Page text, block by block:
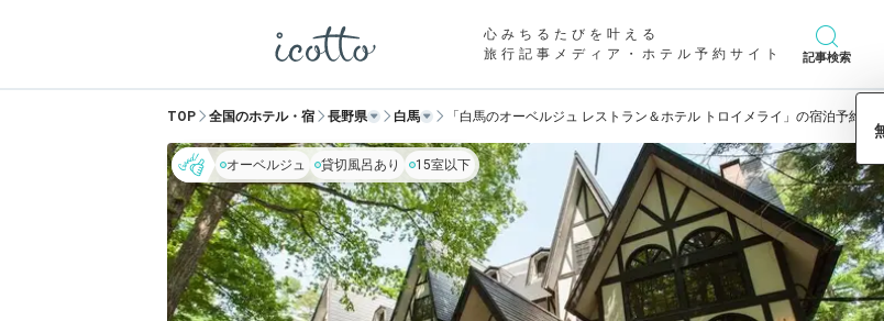
心みちるたびを叶える
旅行記事メディア・ホテル予約サイト
記事検索
TOP 全国のホテル・宿 長野県 白馬 「白馬のオーベルジュ レストラン＆ホテル トロイメライ」の宿泊予約
オーベルジュ 貸切風呂あり 15室以下